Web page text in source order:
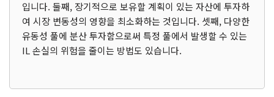
입니다. 둘째, 장기적으로 보유할 계획이 있는 자산에 투자하
여 시장 변동성의 영향을 최소화하는 것입니다. 셋째, 다양한
유동성 풀에 분산 투자함으로써 특정 풀에서 발생할 수 있는
IL 손실의 위험을 줄이는 방법도 있습니다.